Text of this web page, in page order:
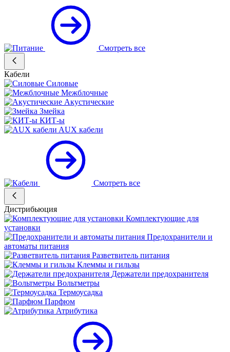
Смотреть все
Кабели
Силовые
Межблочные
Акустические
Змейка
КИТ-ы
AUX кабели
Смотреть все
Дистрибьюция
Комплектующие для
установки
Предохранители и
автоматы питания
Разветвитель питания
Клеммы и гильзы
Держатели предохранителя
Вольтметры
Термоусадка
Парфюм
Атрибутика